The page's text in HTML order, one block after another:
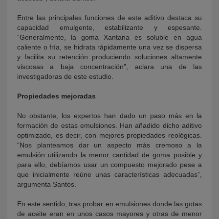
Entre las principales funciones de este aditivo destaca su
capacidad emulgente, estabilizante y espesante.
“Generalmente, la goma Xantana es soluble en agua
caliente o fría, se hidrata rápidamente una vez se dispersa
y facilita su retención produciendo soluciones altamente
viscosas a baja concentración”, aclara una de las
investigadoras de este estudio.
Propiedades mejoradas
No obstante, los expertos han dado un paso más en la
formación de estas emulsiones. Han añadido dicho aditivo
optimizado, es decir, con mejores propiedades reológicas.
“Nos planteamos dar un aspecto más cremoso a la
emulsión utilizando la menor cantidad de goma posible y
para ello, debíamos usar un compuesto mejorado pese a
que inicialmente reúne unas características adecuadas”,
argumenta Santos.
En este sentido, tras probar en emulsiones donde las gotas
de aceite eran en unos casos mayores y otras de menor